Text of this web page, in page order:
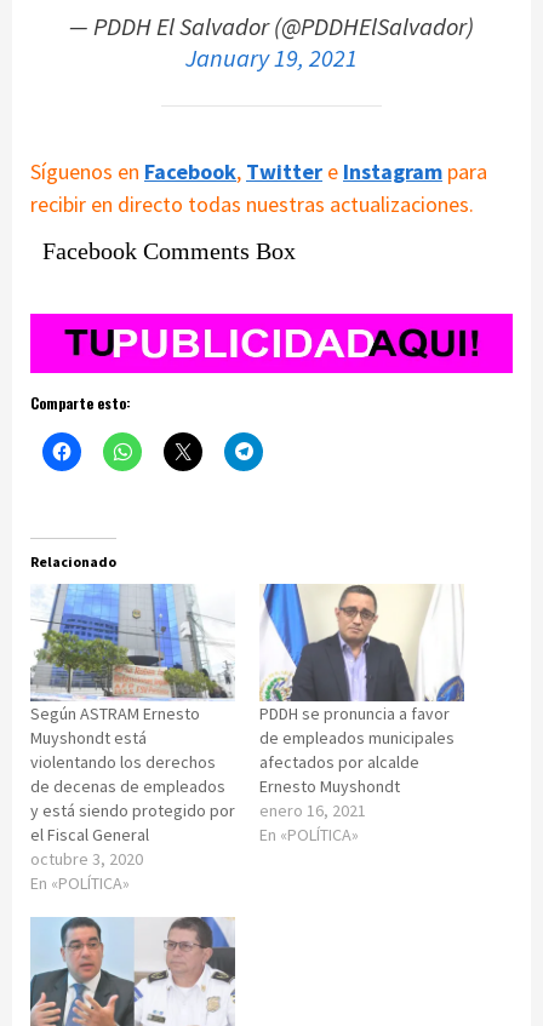
— PDDH El Salvador (@PDDHElSalvador)
January 19, 2021
Síguenos en Facebook, Twitter e Instagram para
recibir en directo todas nuestras actualizaciones.
Facebook Comments Box
Comparte esto:
Relacionado
Según ASTRAM Ernesto
Muyshondt está
violentando los derechos
de decenas de empleados
y está siendo protegido por
el Fiscal General
octubre 3, 2020
En «POLÍTICA»
PDDH se pronuncia a favor
de empleados municipales
afectados por alcalde
Ernesto Muyshondt
enero 16, 2021
En «POLÍTICA»